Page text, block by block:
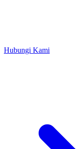
Hubungi Kami